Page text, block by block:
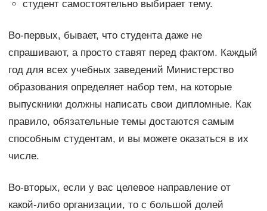
студент самостоятельно выбирает тему.
Во-первых, бывает, что студента даже не
спрашивают, а просто ставят перед фактом. Каждый
год для всех учебных заведений Министерство
образования определяет набор тем, на которые
выпускники должны написать свои дипломные. Как
правило, обязательные темы достаются самым
способным студентам, и вы можете оказаться в их
числе.
Во-вторых, если у вас целевое направление от
какой-либо организации, то с большой долей